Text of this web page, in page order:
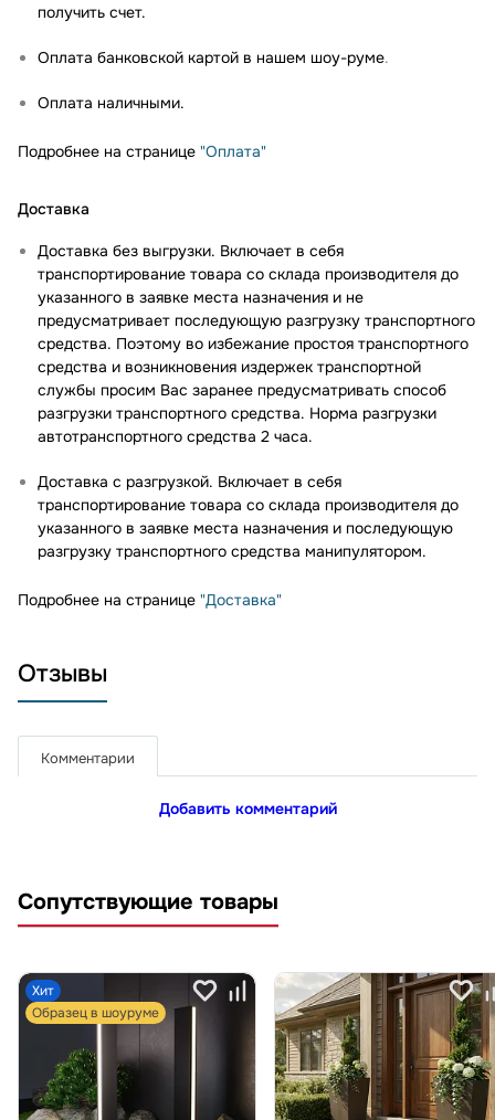
получить счет.
Оплата банковской картой в нашем шоу-руме.
Оплата наличными.
Подробнее на странице "Оплата"
Доставка
Доставка без выгрузки. Включает в себя
транспортирование товара со склада производителя до
указанного в заявке места назначения и не
предусматривает последующую разгрузку транспортного
средства. Поэтому во избежание простоя транспортного
средства и возникновения издержек транспортной
службы просим Вас заранее предусматривать способ
разгрузки транспортного средства. Норма разгрузки
автотранспортного средства 2 часа.
Доставка с разгрузкой. Включает в себя
транспортирование товара со склада производителя до
указанного в заявке места назначения и последующую
разгрузку транспортного средства манипулятором.
Подробнее на странице "Доставка"
Отзывы
Комментарии
Добавить комментарий
Сопутствующие товары
Хит
Образец в шоуруме